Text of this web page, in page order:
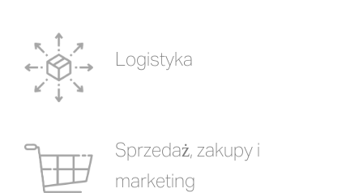
Logistyka
Sprzedaż, zakupy i
marketing